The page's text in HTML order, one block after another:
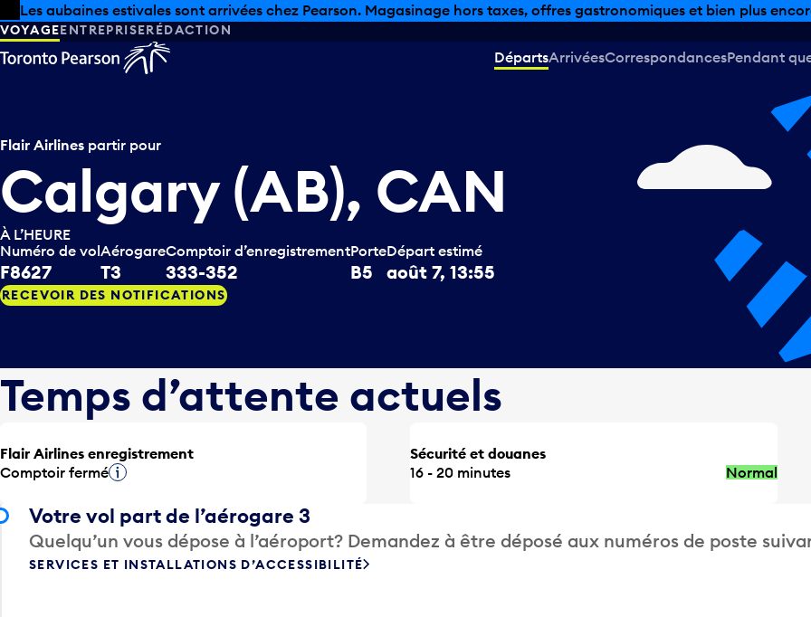
Skip to offers
Passer au contenu principal
Les aubaines estivales sont arrivées chez Pearson. Magasinage hors taxes, offres gastronomiques et bien plus
VOYAGEENTREPRISERÉDACTION
DépartsArrivéesCorrespondancesPendant
Flair Airlines partir pour
Calgary (AB), CAN
À L’HEURE
Numéro de vol
F8627
Aérogare
T3
Comptoir d’enregistrement
333-352
Porte
B5
Départ estimé
août 7, 13:55
RECEVOIR DES NOTIFICATIONS
Temps d’attente actuels
Flair Airlines enregistrement
Comptoir ferméInfobulle
Sécurité et douanes
16 - 20 minutes
Normal
Votre vol part de l’aérogare 3
Quelqu’un vous dépose à l’aéroport? Demandez à être déposé aux numéros de poste
SERVICES ET INSTALLATIONS D’ACCESSIBILITÉ